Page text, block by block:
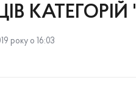
КАТЕГОРІЙ
року о 16:03